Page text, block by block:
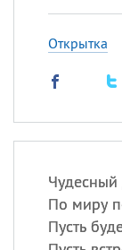
Открытка
Чудесный
По миру
Пусть